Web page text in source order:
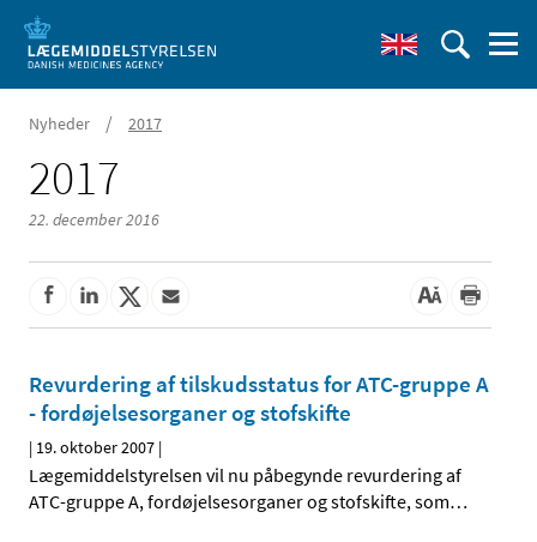
Nyheder / 2017
2017
22. december 2016
Revurdering af tilskudsstatus for ATC-gruppe A
- fordøjelsesorganer og stofskifte
| 19. oktober 2007 |
Lægemiddelstyrelsen vil nu påbegynde revurdering af
ATC-gruppe A, fordøjelsesorganer og stofskifte, som…